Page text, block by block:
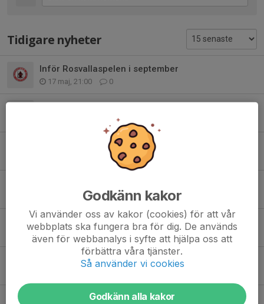
Tidigare nyheter
Inför Rosvallaspelen i september
17 maj, 21:00 0
Vintersportspelen - uppdatering och påminnelse
18 jan, 11:00 0
Tränaraktivtet 7/2
20 dec 2025 0
Inför Vintersportspelen 2026
Information till ledare inför klubbmästerskapet
Godkänn kakor
Vi använder oss av kakor (cookies) för att vår
webbplats ska fungera bra för dig. De används
även för webbanalys i syfte att hjälpa oss att
förbättra våra tjänster.
Så använder vi cookies
Godkänn alla kakor